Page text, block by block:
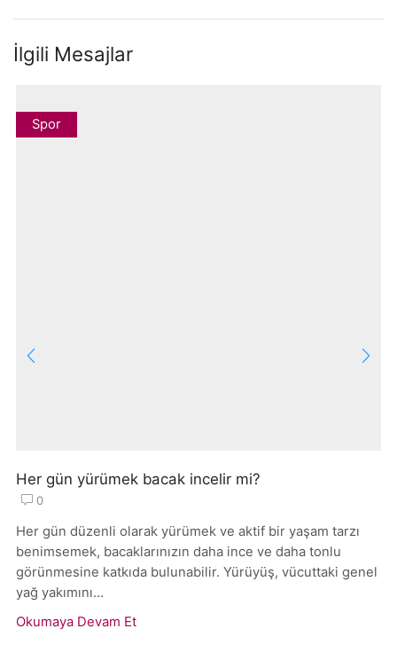
İlgili Mesajlar
Spor
Her gün yürümek bacak incelir mi?
0
Her gün düzenli olarak yürümek ve aktif bir yaşam tarzı
benimsemek, bacaklarınızın daha ince ve daha tonlu
görünmesine katkıda bulunabilir. Yürüyüş, vücuttaki genel
yağ yakımını...
Okumaya Devam Et